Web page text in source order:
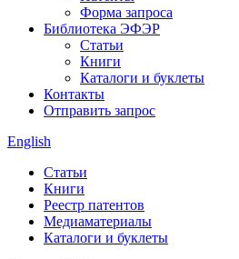
Форма запроса
Библиотека ЭФЭР
Статьи
Книги
Каталоги и буклеты
Контакты
Отправить запрос
English
Статьи
Книги
Реестр патентов
Медиаматериалы
Каталоги и буклеты